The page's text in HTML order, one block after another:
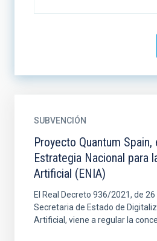
SUBVENCIÓN
Proyecto Quantum
Estrategia Nacional para
Artificial (ENIA)
El Real Decreto 936/2021, de
Secretaria de Estado de
Artificial, viene a regular la